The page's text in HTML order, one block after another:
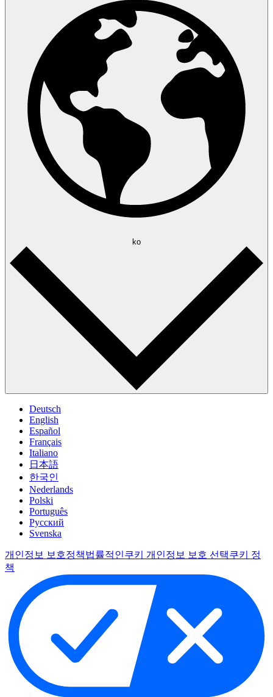
ko
Deutsch
English
Español
Français
Italiano
日本語
한국인
Nederlands
Polski
Português
Pусский
Svenska
개인정보 보호정책법률적인쿠키 개인정보 보호 선택쿠키 정
책